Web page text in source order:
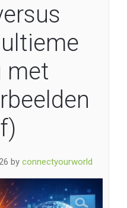
met
by connectyourworld